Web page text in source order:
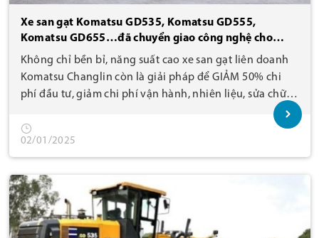
Xe san gạt Komatsu GD535, Komatsu GD555,
Komatsu GD655…đã chuyển giao công nghệ cho
Changlin liên doanh sản xuất, giá bán thấp hơn 50%
& chất lượng không đổi!
Không chỉ bền bỉ, năng suất cao xe san gạt liên doanh
Komatsu Changlin còn là giải pháp để GIẢM 50% chi
phí đầu tư, giảm chi phí vận hành, nhiên liệu, sửa chữa,
02/01/2025